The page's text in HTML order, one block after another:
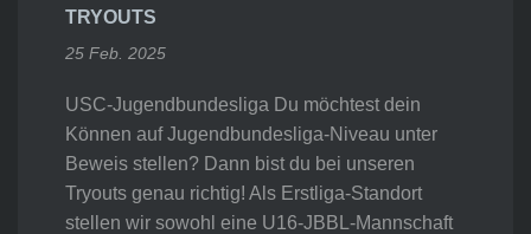
TRYOUTS
25 Feb. 2025
USC-Jugendbundesliga Du möchtest dein
Können auf Jugendbundesliga-Niveau unter
Beweis stellen? Dann bist du bei unseren
Tryouts genau richtig! Als Erstliga-Standort
stellen wir sowohl eine U16-JBBL-Mannschaft